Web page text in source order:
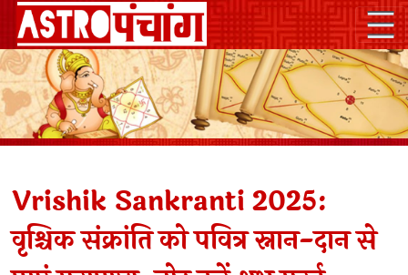
Vrishik Sankranti 2025:
वृश्चिक संक्रांति को पवित्र स्नान-दान से